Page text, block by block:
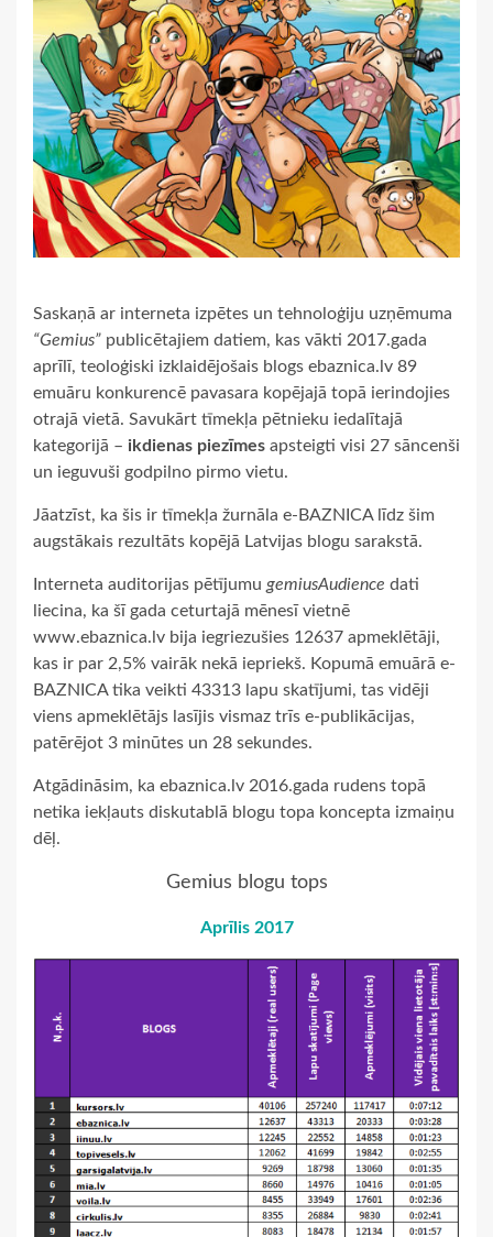
Saskaņā ar interneta izpētes un tehnoloģiju uzņēmuma
“Gemius” publicētajiem datiem, kas vākti 2017.gada
aprīlī, teoloģiski izklaidējošais blogs ebaznica.lv 89
emuāru konkurencē pavasara kopējajā topā ierindojies
otrajā vietā. Savukārt tīmekļa pētnieku iedalītajā
kategorijā – ikdienas piezīmes apsteigti visi 27 sāncenši
un ieguvuši godpilno pirmo vietu.
Jāatzīst, ka šis ir tīmekļa žurnāla e-BAZNICA līdz šim
augstākais rezultāts kopējā Latvijas blogu sarakstā.
Interneta auditorijas pētījumu gemiusAudience dati
liecina, ka šī gada ceturtajā mēnesī vietnē
www.ebaznica.lv bija iegriezušies 12637 apmeklētāji,
kas ir par 2,5% vairāk nekā iepriekš. Kopumā emuārā e-
BAZNICA tika veikti 43313 lapu skatījumi, tas vidēji
viens apmeklētājs lasījis vismaz trīs e-publikācijas,
patērējot 3 minūtes un 28 sekundes.
Atgādināsim, ka ebaznica.lv 2016.gada rudens topā
netika iekļauts diskutablā blogu topa koncepta izmaiņu
dēļ.
Gemius blogu tops
Aprīlis 2017